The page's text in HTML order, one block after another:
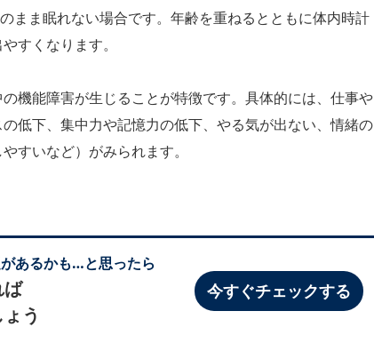
まま眠れない場合です。年齢を重ねるとともに体内時計
すくなります。
機能障害が生じることが特徴です。具体的には、仕事や
低下、集中力や記憶力の低下、やる気が出ない、情緒の
すいなど）がみられます。
あるかも…と思ったら
ば
う
今すぐチェックする